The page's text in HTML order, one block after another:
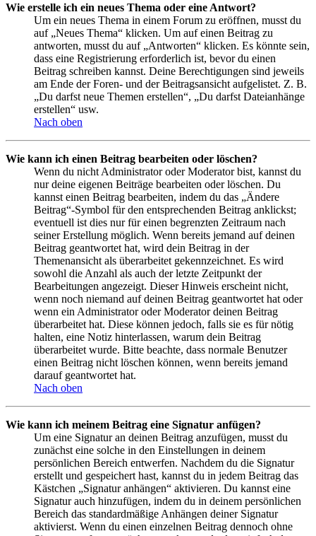
Wie erstelle ich ein neues Thema oder eine Antwort?
Um ein neues Thema in einem Forum zu eröffnen, musst du
auf „Neues Thema“ klicken. Um auf einen Beitrag zu
antworten, musst du auf „Antworten“ klicken. Es könnte sein,
dass eine Registrierung erforderlich ist, bevor du einen
Beitrag schreiben kannst. Deine Berechtigungen sind jeweils
am Ende der Foren- und der Beitragsansicht aufgelistet. Z. B.
„Du darfst neue Themen erstellen“, „Du darfst Dateianhänge
erstellen“ usw.
Nach oben
Wie kann ich einen Beitrag bearbeiten oder löschen?
Wenn du nicht Administrator oder Moderator bist, kannst du
nur deine eigenen Beiträge bearbeiten oder löschen. Du
kannst einen Beitrag bearbeiten, indem du das „Ändere
Beitrag“-Symbol für den entsprechenden Beitrag anklickst;
eventuell ist dies nur für einen begrenzten Zeitraum nach
seiner Erstellung möglich. Wenn bereits jemand auf deinen
Beitrag geantwortet hat, wird dein Beitrag in der
Themenansicht als überarbeitet gekennzeichnet. Es wird
sowohl die Anzahl als auch der letzte Zeitpunkt der
Bearbeitungen angezeigt. Dieser Hinweis erscheint nicht,
wenn noch niemand auf deinen Beitrag geantwortet hat oder
wenn ein Administrator oder Moderator deinen Beitrag
überarbeitet hat. Diese können jedoch, falls sie es für nötig
halten, eine Notiz hinterlassen, warum dein Beitrag
überarbeitet wurde. Bitte beachte, dass normale Benutzer
einen Beitrag nicht löschen können, wenn bereits jemand
darauf geantwortet hat.
Nach oben
Wie kann ich meinem Beitrag eine Signatur anfügen?
Um eine Signatur an deinen Beitrag anzufügen, musst du
zunächst eine solche in den Einstellungen in deinem
persönlichen Bereich entwerfen. Nachdem du die Signatur
erstellt und gespeichert hast, kannst du in jedem Beitrag das
Kästchen „Signatur anhängen“ aktivieren. Du kannst eine
Signatur auch hinzufügen, indem du in deinem persönlichen
Bereich das standardmäßige Anhängen deiner Signatur
aktivierst. Wenn du einen einzelnen Beitrag dennoch ohne